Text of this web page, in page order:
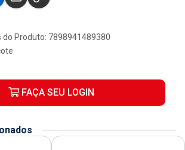
do Produto: 7898941489380
FAÇA SEU LOGIN